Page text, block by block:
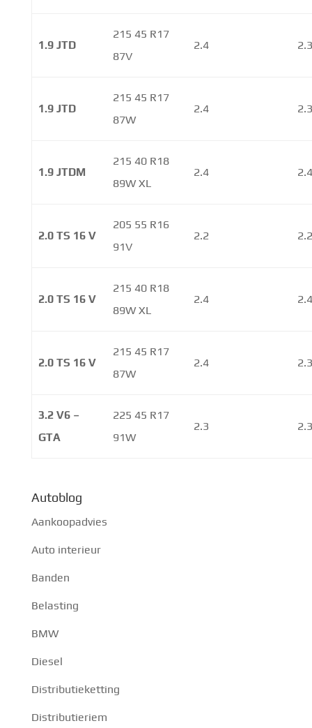
1.9 JTD
215 45 R17
87V
2.4
1.9 JTD
215 45 R17
87W
2.4
1.9 JTDM
215 40 R18
89W XL
2.4
2.0 TS 16 V
205 55 R16
91V
2.2
2.0 TS 16 V
215 40 R18
89W XL
2.4
2.0 TS 16 V
215 45 R17
87W
2.4
3.2 V6 –
GTA
225 45 R17
91W
2.3
Autoblog
Aankoopadvies
Auto interieur
Banden
Belasting
BMW
Diesel
Distributieketting
Distributieriem